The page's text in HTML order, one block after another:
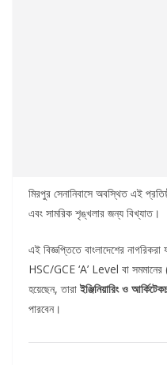
মিরপুর সেনানিবাসে অবস্থিত এই
এবং সামরিক শৃঙ্খলার জন্য বিখ্যাত।
এই বিজ্ঞপ্তিতে বাংলাদেশের নাগরিকরা
HSC/GCE ‘A’ Level বা
হয়েছেন, তারাইঞ্জিনিয়ারিং ও
পারবেন।